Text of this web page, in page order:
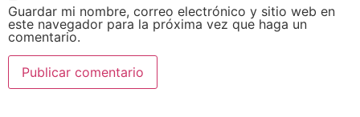
Guardar mi nombre, correo electrónico y sitio web en
este navegador para la próxima vez que haga un
comentario.